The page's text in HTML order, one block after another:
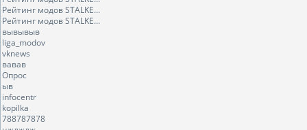
Рейтинг модов STALKE...
Рейтинг модов STALKE...
вывывыв
liga_modov
vknews
вавав
Опрос
ыв
infocentr
kopilka
788787878